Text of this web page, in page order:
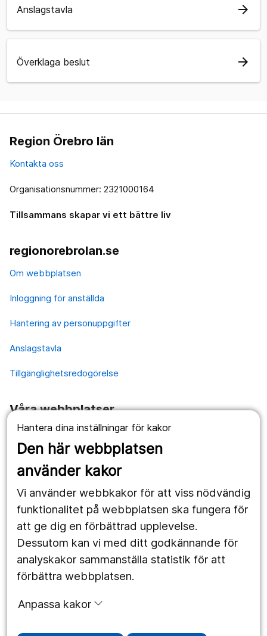
Hantera dina inställningar för kakor
Den här webbplatsen
använder kakor
Vi använder webbkakor för att viss nödvändig
funktionalitet på webbplatsen ska fungera för
att ge dig en förbättrad upplevelse.
Dessutom kan vi med ditt godkännande för
analyskakor sammanställa statistik för att
förbättra webbplatsen.
Anpassa kakor
Anslagstavla arrow_forward
Överklaga beslut arrow_forward
Region Örebro län
Kontakta oss
Organisationsnummer: 2321000164
Tillsammans skapar vi ett bättre liv
regionorebrolan.se
Om webbplatsen
Inloggning för anställda
Hantering av personuppgifter
Anslagstavla
Tillgänglighetsredogörelse
Våra webbplatser
1177.se
Länstrafiken
Utveckling
Följ oss
Facebook